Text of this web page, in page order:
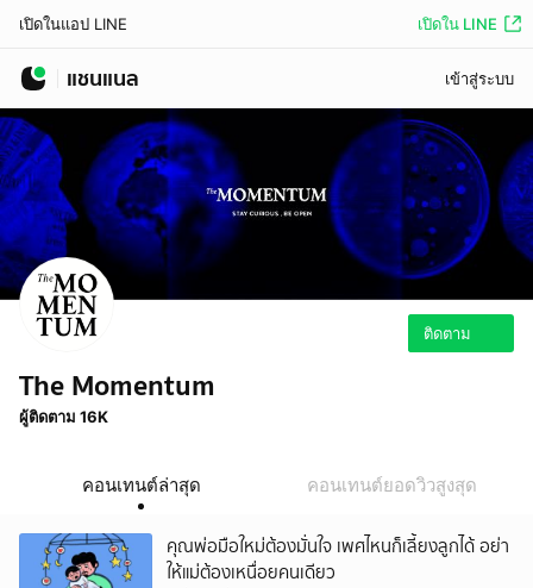
เปิดในแอป LINE เปิดใน LINE
แชนแนล เข้าสู่ระบบ
ติดตาม
The Momentum
ผู้ติดตาม 16K
คอนเทนต์ล่าสุด คอนเทนต์ยอดวิวสูงสุด
คุณพ่อมือใหม่ต้องมั่นใจ เพศไหนก็เลี้ยงลูกได้ อย่า
ให้แม่ต้องเหนื่อยคนเดียว